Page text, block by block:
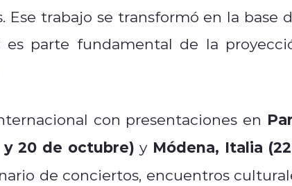
Ese trabajo se transformó en la base
parte fundamental de la
con presentaciones en
y 20 de octubre) y Módena, Italia
de conciertos, encuentros